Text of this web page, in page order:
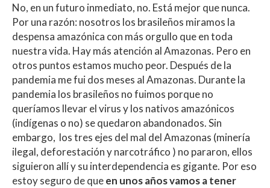
No, en un futuro inmediato, no. Está mejor que nunca.
Por una razón: nosotros los brasileños miramos la
despensa amazónica con más orgullo que en toda
nuestra vida. Hay más atención al Amazonas. Pero en
otros puntos estamos mucho peor. Después de la
pandemia me fui dos meses al Amazonas. Durante la
pandemia los brasileños no fuimos porque no
queríamos llevar el virus y los nativos amazónicos
(indígenas o no) se quedaron abandonados. Sin
embargo, los tres ejes del mal del Amazonas (minería
ilegal, deforestación y narcotráfico ) no pararon, ellos
siguieron allí y su interdependencia es gigante. Por eso
estoy seguro de queen unos años vamos a tener